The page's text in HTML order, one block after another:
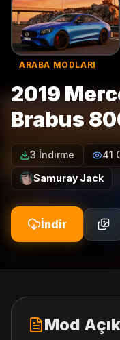
ARABA MODLARI
2019
Brabus
3 İndirme 41
Samuray Jack
İndir
Mod